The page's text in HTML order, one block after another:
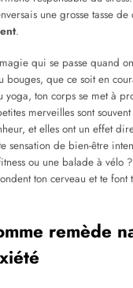
une grosse tasse
.
qui se passe quand
bouges, que ce soit en
yoga, ton corps se met à
merveilles sont
et elles ont un effet
sensation de bien-être
ou une balade à vélo
ton cerveau et te font
remède